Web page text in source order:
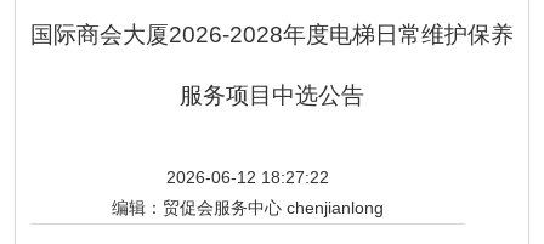
国际商会大厦2026-2028年度电梯日常维护保养
服务项目中选公告
2026-06-12 18:27:22
编辑： 贸促会服务中心 chenjianlong